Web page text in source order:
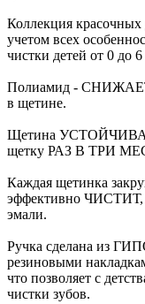
Коллекция красочных
учетом всех
чистки детей от 0 до
Полиамид - СНИЖАЕТ
в щетине.
Щетина УСТОЙЧИВА к
щетку РАЗ В ТРИ
Каждая щетинка
эффективно
эмали.
Ручка сделана из
резиновыми
что позволяет с
чистки зубов.